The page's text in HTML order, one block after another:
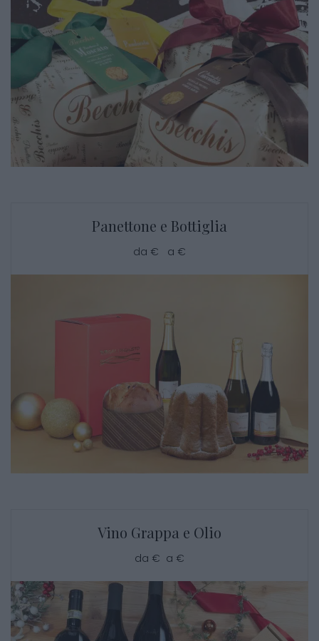
Panettone e Bottiglia
da € a €
Vino Grappa e Olio
da € a €